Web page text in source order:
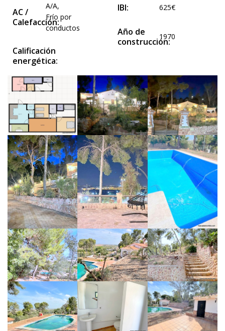
AC /
Calefacción:
A/A,
Frío por
conductos
Calificación
energética:
IBI: 625€
Año de
construcción:
1970